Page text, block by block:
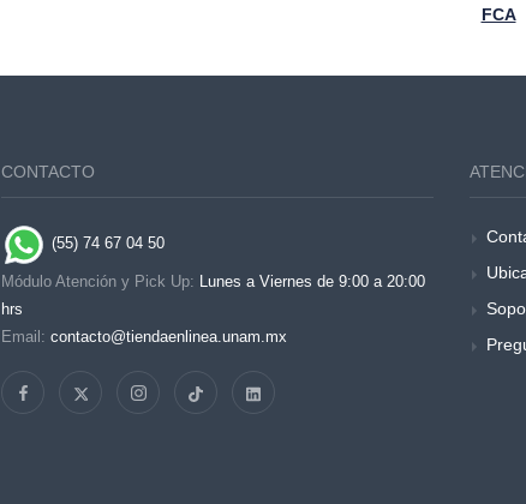
FCA
CONTACTO
(55) 74 67 04 50
Módulo Atención y Pick Up: Lunes a Viernes de 9:00 a 20:00
hrs
Email: contacto@tiendaenlinea.unam.mx